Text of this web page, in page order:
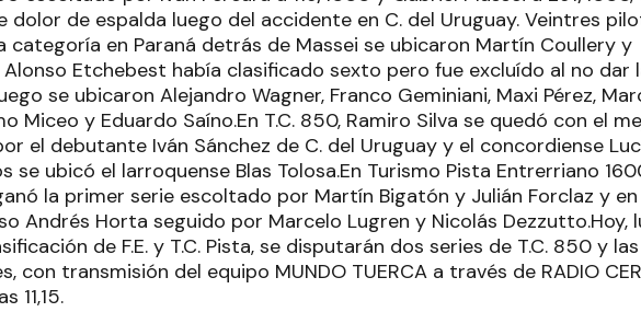
dolor de espalda luego del accidente en C. del Uruguay. Veintres
categoría en Paraná detrás de Massei se ubicaron Martín Coullery y
Etchebest había clasificado sexto pero fue excluído al no dar
se ubicaron Alejandro Wagner, Franco Geminiani, Maxi Pérez,
Miceo y Eduardo Saíno.En T.C. 850, Ramiro Silva se quedó con el
el debutante Iván Sánchez de C. del Uruguay y el concordiense
se ubicó el larroquense Blas Tolosa.En Turismo Pista Entrerriano
la primer serie escoltado por Martín Bigatón y Julián Forclaz y en
Andrés Horta seguido por Marcelo Lugren y Nicolás Dezzutto.Hoy,
de F.E. y T.C. Pista, se disputarán dos series de T.C. 850 y las
con transmisión del equipo MUNDO TUERCA a través de RADIO
11,15.